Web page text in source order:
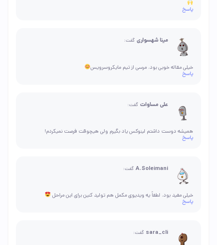
پاسخ
مینا شهسواری گفت:
خیلی مقاله خوبی بود، مرسی از تیم مایکروسرویس
پاسخ
علی مساوات گفت:
همیشه دوست داشتم لینوکس یاد بگیرم ولی هیچوقت فرصت نمیکردم!
پاسخ
A.Soleimani گفت:
خیلی مفید بود، لطفاً یه ویدیوی مکمل هم تولید کنین برای این مراحل
پاسخ
sara_cli گفت: